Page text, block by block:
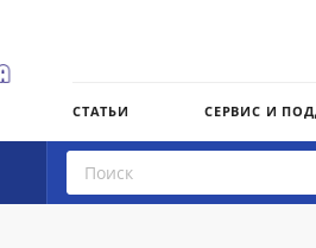
СТАТЬИ СЕРВИС И